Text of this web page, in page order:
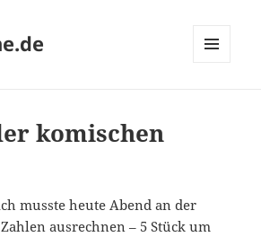
komischen
musste heute Abend an der
ausrechnen – 5 Stück um